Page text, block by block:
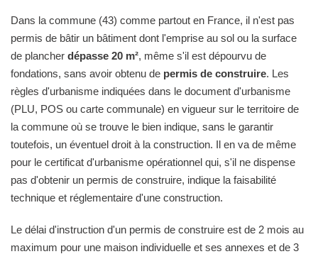
Dans la commune (43) comme partout en France, il n'est pas
permis de bâtir un bâtiment dont l'emprise au sol ou la surface
de plancher dépasse 20 m², même s'il est dépourvu de
fondations, sans avoir obtenu de permis de construire. Les
règles d'urbanisme indiquées dans le document d'urbanisme
(PLU, POS ou carte communale) en vigueur sur le territoire de
la commune où se trouve le bien indique, sans le garantir
toutefois, un éventuel droit à la construction. Il en va de même
pour le certificat d'urbanisme opérationnel qui, s'il ne dispense
pas d'obtenir un permis de construire, indique la faisabilité
technique et réglementaire d'une construction.
Le délai d'instruction d'un permis de construire est de 2 mois au
maximum pour une maison individuelle et ses annexes et de 3